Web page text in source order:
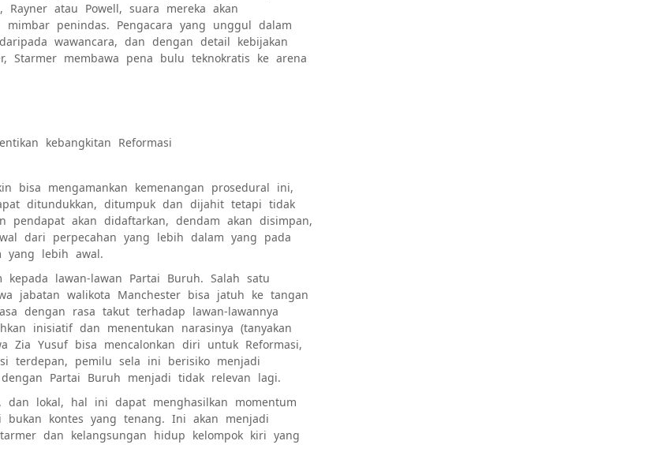
atau Powell, suara mereka akan
penindas. Pengacara yang unggul dalam
wawancara, dan dengan detail kebijakan
Starmer membawa pena bulu teknokratis ke arena
kebangkitan Reformasi
bisa mengamankan kemenangan prosedural ini,
ditundukkan, ditumpuk dan dijahit tetapi tidak
pendapat akan didaftarkan, dendam akan disimpan,
dari perpecahan yang lebih dalam yang pada
yang lebih awal.
lawan-lawan Partai Buruh. Salah satu
jabatan walikota Manchester bisa jatuh ke tangan
dengan rasa takut terhadap lawan-lawannya
inisiatif dan menentukan narasinya (tanyakan
Zia Yusuf bisa mencalonkan diri untuk Reformasi,
terdepan, pemilu sela ini berisiko menjadi
Partai Buruh menjadi tidak relevan lagi.
dan lokal, hal ini dapat menghasilkan momentum
kontes yang tenang. Ini akan menjadi
dan kelangsungan hidup kelompok kiri yang